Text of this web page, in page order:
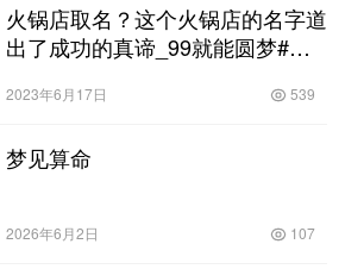
火锅店取名？这个火锅店的名字道
出了成功的真谛_99就能圆梦#天
2023年6月17日 539
梦见算命
2026年6月2日 107